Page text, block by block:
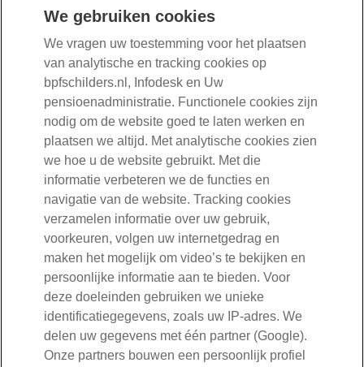
klantenservice.
Lees meer over de betaling van uw pensioen
030-277 56 00
Mail ons
Volg ons
Openingstijden:
maandag tot en met vrijdag van 08:30 tot 17:00 uur
We gebruiken cookies
We vragen uw toestemming voor het plaatsen
van analytische en tracking cookies op
bpfschilders.nl, Infodesk en Uw
pensioenadministratie. Functionele cookies zijn
nodig om de website goed te laten werken en
plaatsen we altijd. Met analytische cookies zien
we hoe u de website gebruikt. Met die
informatie verbeteren we de functies en
navigatie van de website. Tracking cookies
verzamelen informatie over uw gebruik,
voorkeuren, volgen uw internetgedrag en
maken het mogelijk om video’s te bekijken en
persoonlijke informatie aan te bieden. Voor
deze doeleinden gebruiken we unieke
identificatiegegevens, zoals uw IP-adres. We
delen uw gegevens met één partner (Google).
Onze partners bouwen een persoonlijk profiel